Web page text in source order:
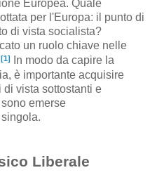
Europea. Quale
per l'Europa: il punto di
di vista socialista?
un ruolo chiave nelle
[1]
In modo da capire la
è importante acquisire
vista sottostanti e
emerse
Liberale